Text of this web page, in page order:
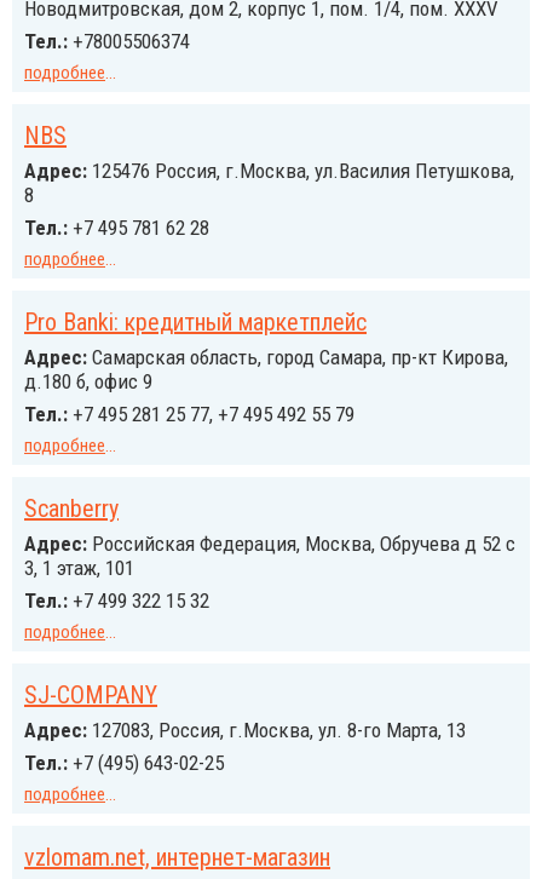
Новодмитровская, дом 2, корпус 1, пом. 1/4, пом. XXXV
Тел.: +78005506374
подробнее...
NBS
Адрес: 125476 Россия, г.Москва, ул.Василия Петушкова,
8
Тел.: +7 495 781 62 28
подробнее...
Pro Banki: кредитный маркетплейс
Адрес: Самарская область, город Самара, пр-кт Кирова,
д.180 б, офис 9
Тел.: +7 495 281 25 77, +7 495 492 55 79
подробнее...
Scanberry
Адрес: Российcкая Федерация, Москва, Обручева д 52 с
3, 1 этаж, 101
Тел.: +7 499 322 15 32
подробнее...
SJ-COMPANY
Адрес: 127083, Россия, г.Москва, ул. 8-го Марта, 13
Тел.: +7 (495) 643-02-25
подробнее...
vzlomam.net, интернет-магазин